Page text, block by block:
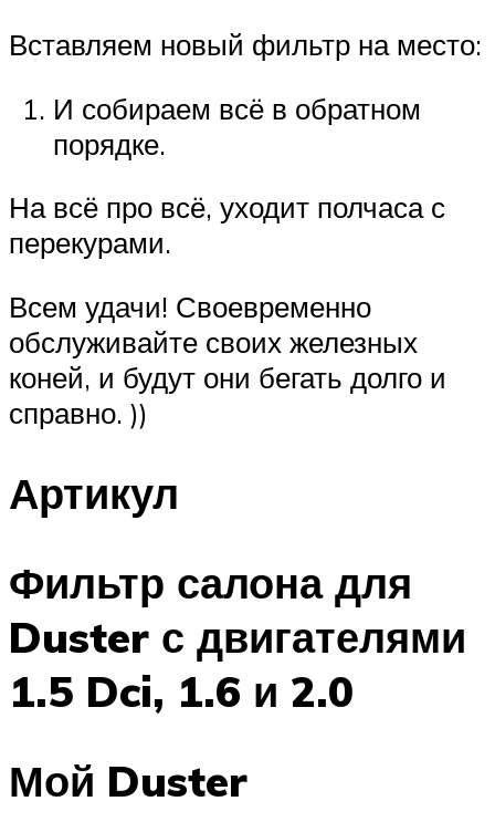
Вставляем новый фильтр на место:
И собираем всё в обратном
порядке.
На всё про всё, уходит полчаса с
перекурами.
Всем удачи! Своевременно
обслуживайте своих железных
коней, и будут они бегать долго и
справно. ))
Артикул
Фильтр салона для
Duster с двигателями
1.5 Dci, 1.6 и 2.0
Мой Duster